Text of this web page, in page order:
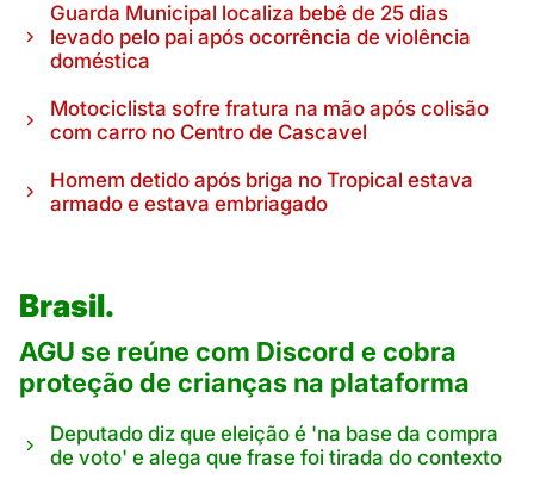
Guarda Municipal localiza bebê de 25 dias
levado pelo pai após ocorrência de violência
doméstica
Motociclista sofre fratura na mão após colisão
com carro no Centro de Cascavel
Homem detido após briga no Tropical estava
armado e estava embriagado
Brasil.
AGU se reúne com Discord e cobra
proteção de crianças na plataforma
Deputado diz que eleição é 'na base da compra
de voto' e alega que frase foi tirada do contexto